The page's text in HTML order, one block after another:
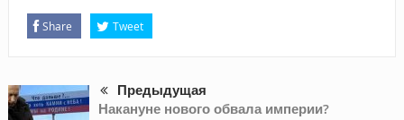
Share Tweet
Предыдущая
Накануне нового обвала империи?